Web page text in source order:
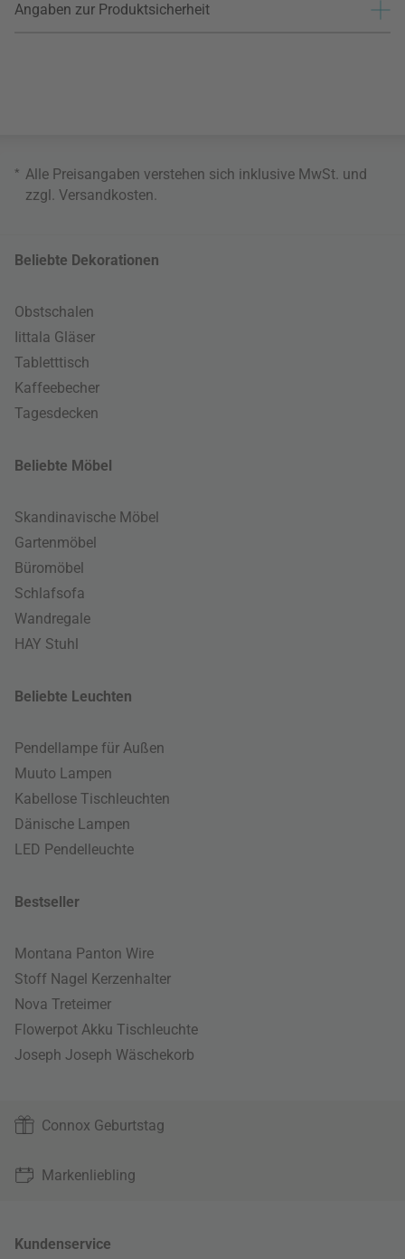
Angaben zur Produktsicherheit
* Alle Preisangaben verstehen sich inklusive MwSt. und
zzgl. Versandkosten
Beliebte Dekorationen
Obstschalen
Iittala Gläser
Tabletttisch
Kaffeebecher
Tagesdecken
Beliebte Möbel
Skandinavische Möbel
Gartenmöbel
Büromöbel
Schlafsofa
Wandregale
HAY Stuhl
Beliebte Leuchten
Pendellampe für Außen
Muuto Lampen
Kabellose Tischleuchten
Dänische Lampen
LED Pendelleuchte
Bestseller
Montana Panton Wire
Stoff Nagel Kerzenhalter
Nova Treteimer
Flowerpot Akku Tischleuchte
Joseph Joseph Wäschekorb
Connox Geburtstag
Markenliebling
Kundenservice